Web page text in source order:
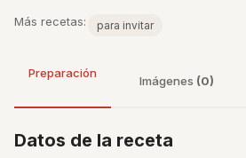
Más recetas: para invitar
Preparación
Imágenes (0)
Datos de la receta